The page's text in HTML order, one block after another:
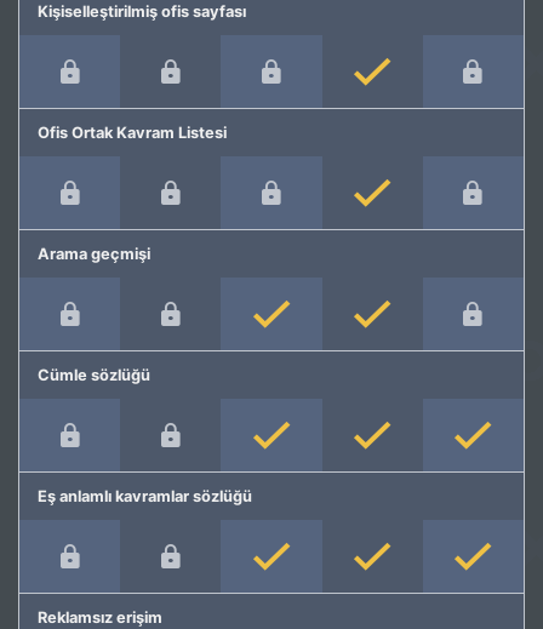
Kişiselleştirilmiş ofis sayfası
Ofis Ortak Kavram Listesi
Arama geçmişi
Cümle sözlüğü
Eş anlamlı kavramlar sözlüğü
Reklamsız erişim